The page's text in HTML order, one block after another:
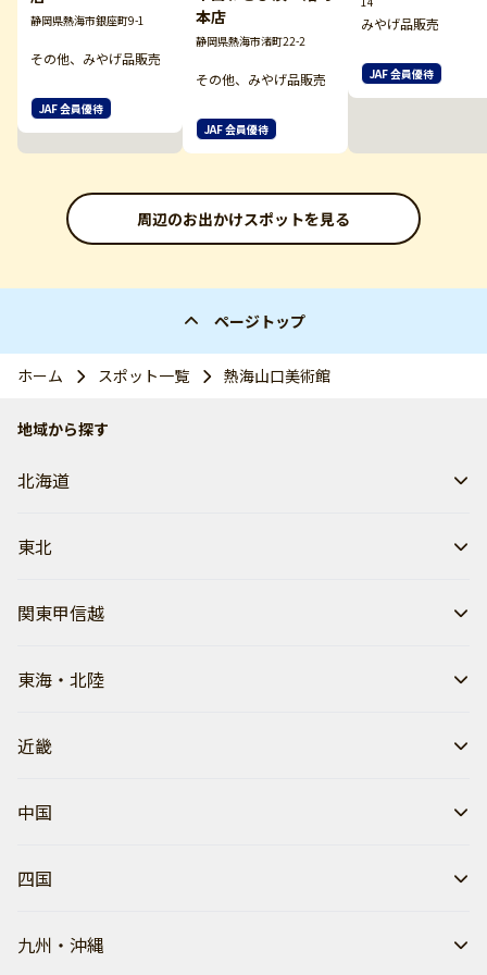
静岡県熱海市銀座町9-1
その他、みやげ品販売
JAF 会員優待
本店
静岡県熱海市渚町22-2
その他、みやげ品販売
JAF 会員優待
みやげ品販売
JAF 会員優待
周辺のお出かけスポットを見る
ページトップ
ホーム スポット一覧 熱海山口美術館
地域から探す
北海道
東北
関東甲信越
東海・北陸
近畿
中国
四国
九州・沖縄